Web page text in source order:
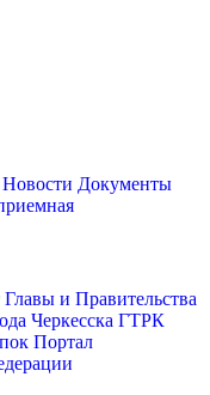
Новости Документы
и Правительства
Черкесска ГТРК
Портал